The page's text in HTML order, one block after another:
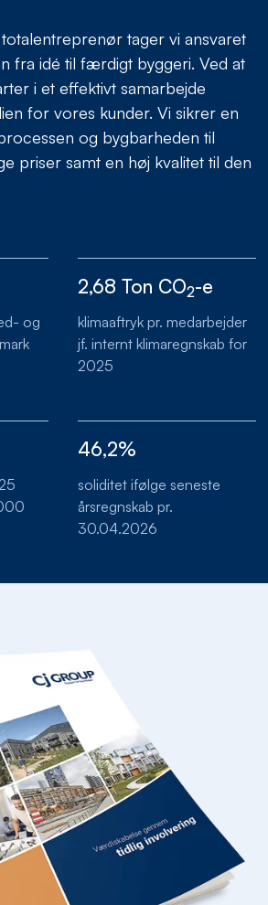
tager vi ansvaret
fra idé til færdigt byggeri. Ved at
i et effektivt samarbejde
for vores kunder. Vi sikrer en
og bygbarheden til
priser samt en høj kvalitet til den
og
2,68 Ton CO2-e
klimaaftryk pr. medarbejder
jf. internt klimaregnskab for
2025
46,2%
soliditet ifølge seneste
årsregnskab pr.
30.04.2026